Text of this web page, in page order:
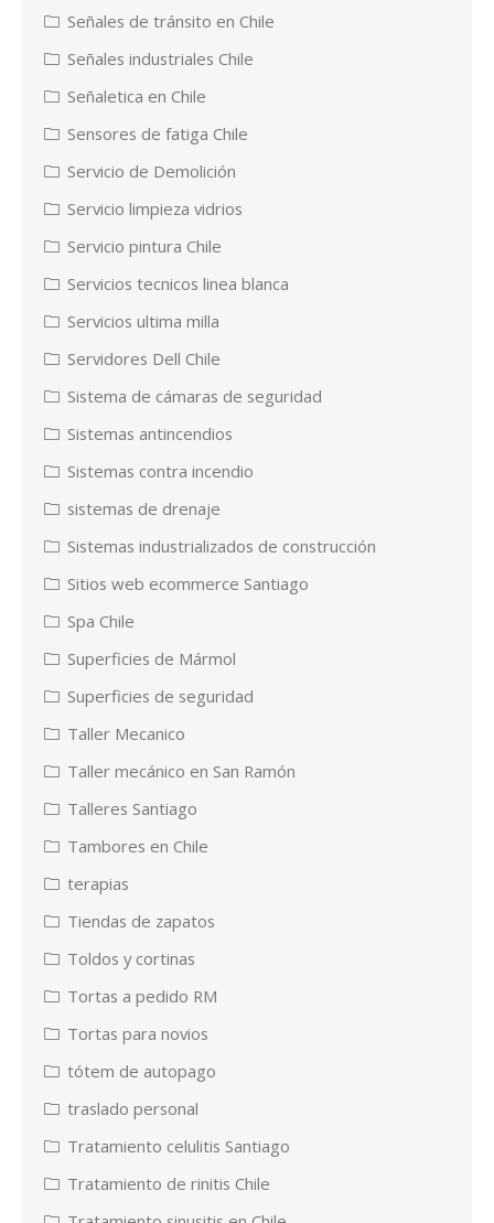
Señales de tránsito en Chile
Señales industriales Chile
Señaletica en Chile
Sensores de fatiga Chile
Servicio de Demolición
Servicio limpieza vidrios
Servicio pintura Chile
Servicios tecnicos linea blanca
Servicios ultima milla
Servidores Dell Chile
Sistema de cámaras de seguridad
Sistemas antincendios
Sistemas contra incendio
sistemas de drenaje
Sistemas industrializados de construcción
Sitios web ecommerce Santiago
Spa Chile
Superficies de Mármol
Superficies de seguridad
Taller Mecanico
Taller mecánico en San Ramón
Talleres Santiago
Tambores en Chile
terapias
Tiendas de zapatos
Toldos y cortinas
Tortas a pedido RM
Tortas para novios
tótem de autopago
traslado personal
Tratamiento celulitis Santiago
Tratamiento de rinitis Chile